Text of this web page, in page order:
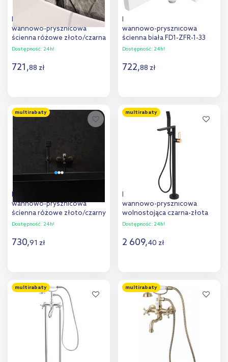
FDesign Ardesia bateria
wannowo-prysznicowa
ścienna różowe złoto/czarna
FD1-ARD-1-25
Dostępność: 24h!
721,88 zł
Dodaj do
FDesign Zaffiro bateria
wannowo-prysznicowa
ścienna biała FD1-ZFR-1-33
Dostępność: 24h!
722,88 zł
Dodaj do
porównania
multirabaty
FDesign Zaffiro bateria
wannowo-prysznicowa
ścienna różowe złoto/czarny
mat FD1-ZFR-1-25
Dostępność: 24h!
730,91 zł
Dodaj do
porównania
multirabaty
FDesign Zaffiro bateria
wannowo-prysznicowa
wolnostojąca czarna-złota
FD1-ZFR-11F-25
Dostępność: 24h!
2 609,40 zł
Dodaj do
porównania
multirabaty multirabaty